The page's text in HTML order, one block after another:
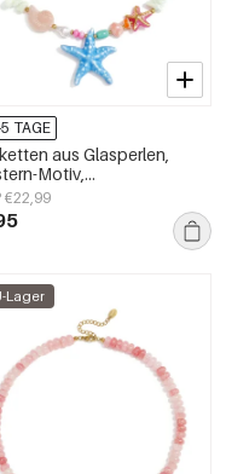
TAGE
aus Glasperlen,
Motiv,
Strand-Romantik-Serie,
€22,99
Lager